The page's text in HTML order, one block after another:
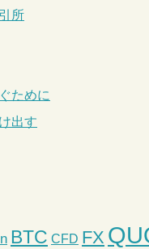
所
ために
出す
BTC CFD FX